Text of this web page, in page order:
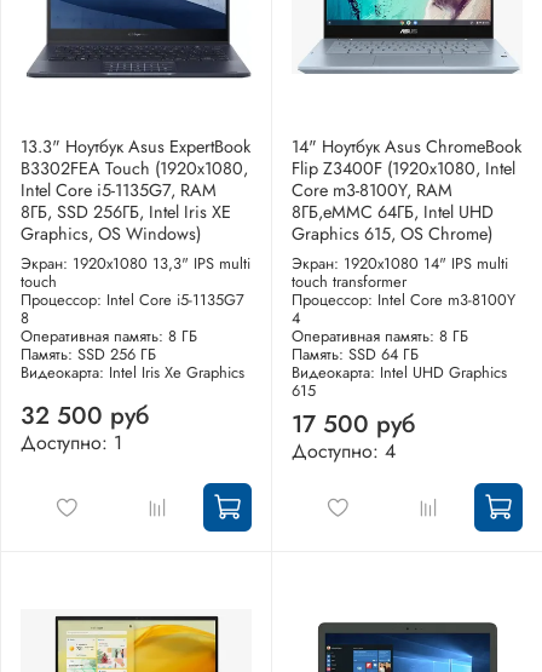
13.3" Ноутбук Asus ExpertBook
B3302FEA Touch (1920x1080,
Intel Core i5-1135G7, RAM
8ГБ, SSD 256ГБ, Intel Iris XE
Graphics, OS Windows)
Экран: 1920x1080 13,3" IPS multi
touch
Процессор: Intel Core i5-1135G7
8
Оперативная память: 8 ГБ
Память: SSD 256 ГБ
Видеокарта: Intel Iris Xe Graphics
32 500 руб
Доступно: 1
14" Ноутбук Asus ChromeBook
Flip Z3400F (1920x1080, Intel
Core m3-8100Y, RAM
8ГБ,eMMC 64ГБ, Intel UHD
Graphics 615, OS Chrome)
Экран: 1920x1080 14" IPS multi
touch transformer
Процессор: Intel Core m3-8100Y
4
Оперативная память: 8 ГБ
Память: SSD 64 ГБ
Видеокарта: Intel UHD Graphics
615
17 500 руб
Доступно: 4